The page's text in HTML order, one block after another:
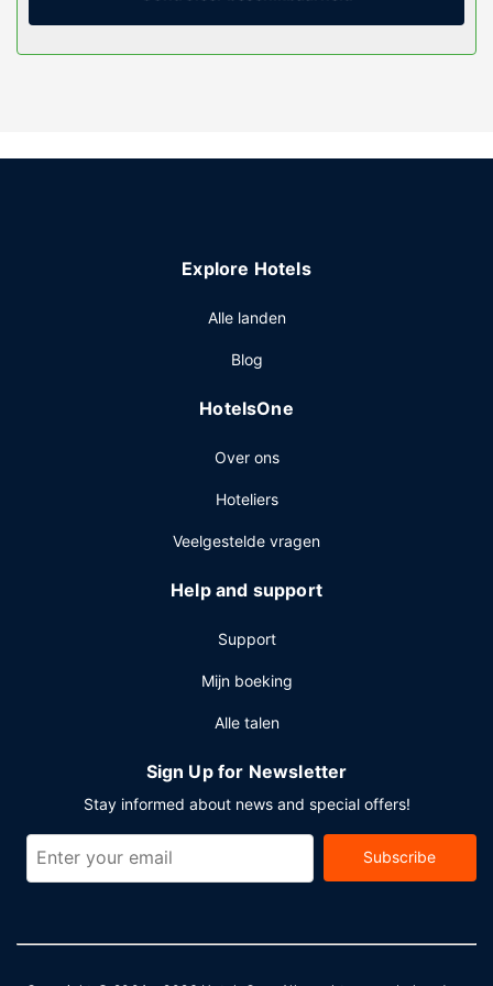
met onder meer een binnenzwembad en een sauna.
geserveerd wordt van 06.30 uur tot 09.30 uur.
een stomerij/wasserijservice en een 24-uurs receptie. Ter
Explore Hotels
Alle landen
Blog
HotelsOne
Over ons
Hoteliers
Veelgestelde vragen
Help and support
Support
Mijn boeking
Alle talen
Sign Up for Newsletter
Stay informed about news and special offers!
Subscribe